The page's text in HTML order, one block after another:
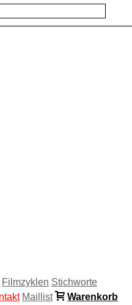
Filmzyklen Stichworte
Maillist
Warenkorb